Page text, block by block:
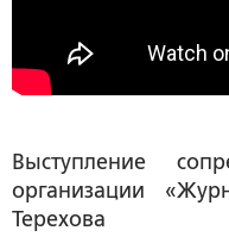
Выступление
организации
Терехова